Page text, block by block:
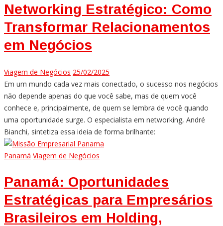
Networking Estratégico: Como
Transformar Relacionamentos
em Negócios
Viagem de Negócios 25/02/2025
Em um mundo cada vez mais conectado, o sucesso nos negócios
não depende apenas do que você sabe, mas de quem você
conhece e, principalmente, de quem se lembra de você quando
uma oportunidade surge. O especialista em networking, André
Bianchi, sintetiza essa ideia de forma brilhante:
Panamá Viagem de Negócios
Panamá: Oportunidades
Estratégicas para Empresários
Brasileiros em Holding,